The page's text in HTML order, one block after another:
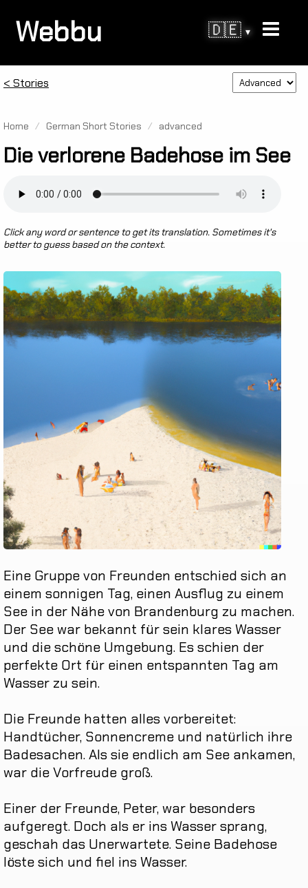
Webbu 🇩🇪▾
< Stories
Home / German Short Stories / advanced
Die verlorene Badehose im See
Click any word or sentence to get its translation. Sometimes it's
better to guess based on the context.
Eine Gruppevon Freunden entschied sich an
einem sonnigen Tag, einen Ausflug zu einem
See in der Nähevon Brandenburg zu machen.
Der Seewar bekannt fürsein klaresWasser
und dieschöne Umgebung. Esschien der
perfekte Ort für einen entspannten Tag am
Wasser zu sein.
Die Freunde hatten allesvorbereitet:
Handtücher, Sonnencreme und natürlich ihre
Badesachen. Alssie endlich am See ankamen,
war dieVorfreude groß.
Einer der Freunde, Peter,war besonders
aufgeregt. Doch als er insWassersprang,
geschah das Unerwartete. Seine Badehose
löstesich und fiel insWasser.